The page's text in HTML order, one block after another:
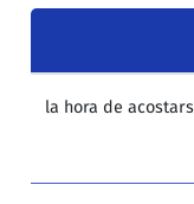
la hora de